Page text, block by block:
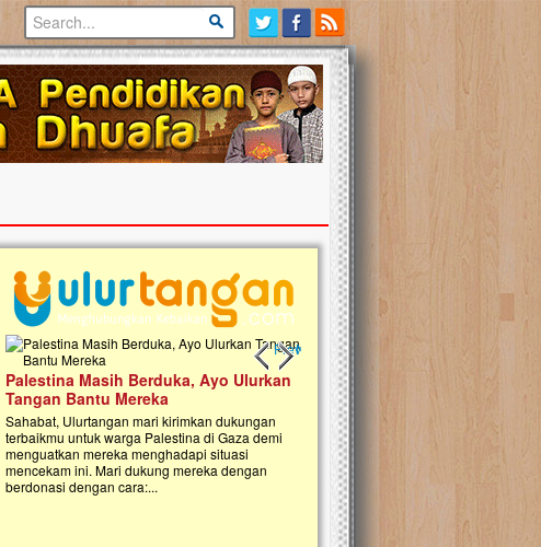
Previous slide
Next slide
Palestina Masih Berduka, Ayo Ulurkan
Tangan Bantu Mereka
Sahabat, Ulurtangan mari kirimkan dukungan
terbaikmu untuk warga Palestina di Gaza demi
menguatkan mereka menghadapi situasi
mencekam ini. Mari dukung mereka dengan
berdonasi dengan cara:...
Open Donasi Wakaf
Rumah Qur'an & TK Islam
Najjah di Jonggol
Saat ini, Ulurtangan bersama Yayasan
Najjahtul Islam Jonggol sedang merintis
pembangunan Rumah Qur’an dan
kanak Islam Terpadu (TKIT) An Najjah
Gedung Majelis Taklim di Jonggol,...